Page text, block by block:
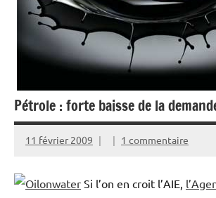
Pétrole : forte baisse de la
11 février 2009 1 commentaire
Si l’on en croit l’AIE,